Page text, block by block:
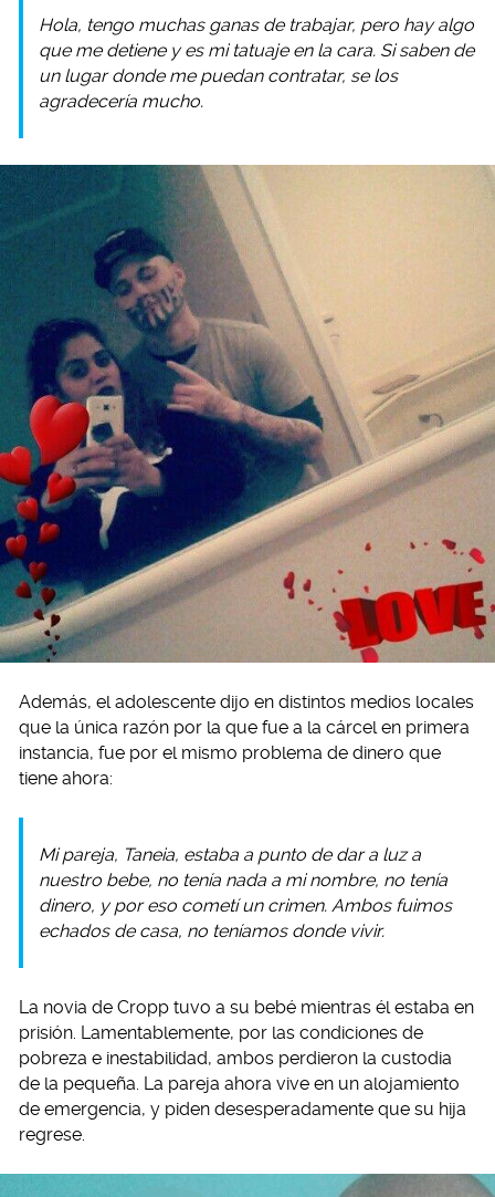
Hola, tengo muchas ganas de trabajar, pero hay algo
que me detiene y es mi tatuaje en la cara. Si saben de
un lugar donde me puedan contratar, se los
agradecería mucho.
Además, el adolescente dijo en distintos medios locales
que la única razón por la que fue a la cárcel en primera
instancia, fue por el mismo problema de dinero que
tiene ahora:
Mi pareja, Taneia, estaba a punto de dar a luz a
nuestro bebe, no tenía nada a mi nombre, no tenía
dinero, y por eso cometí un crimen. Ambos fuimos
echados de casa, no teníamos donde vivir.
La novia de Cropp tuvo a su bebé mientras él estaba en
prisión. Lamentablemente, por las condiciones de
pobreza e inestabilidad, ambos perdieron la custodia
de la pequeña. La pareja ahora vive en un alojamiento
de emergencia, y piden desesperadamente que su hija
regrese.